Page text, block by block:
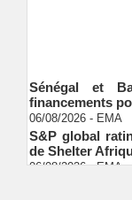
Sénégal et
financements
06/08/2026 EMA
S&P global
de Shelter
06/08/2026 -EMA